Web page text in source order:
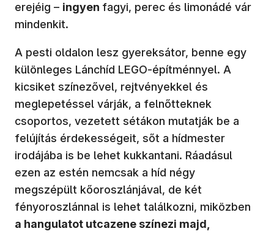
erejéig – ingyen fagyi, perec és limonádé vár
mindenkit.
A pesti oldalon lesz gyereksátor, benne egy
különleges Lánchíd LEGO-építménnyel. A
kicsiket színezővel, rejtvényekkel és
meglepetéssel várják, a felnőtteknek
csoportos, vezetett sétákon mutatják be a
felújítás érdekességeit, sőt a hídmester
irodájába is be lehet kukkantani. Ráadásul
ezen az estén nemcsak a híd négy
megszépült kőoroszlánjával, de két
fényoroszlánnal is lehet találkozni, miközben
a hangulatot utcazene színezi majd,